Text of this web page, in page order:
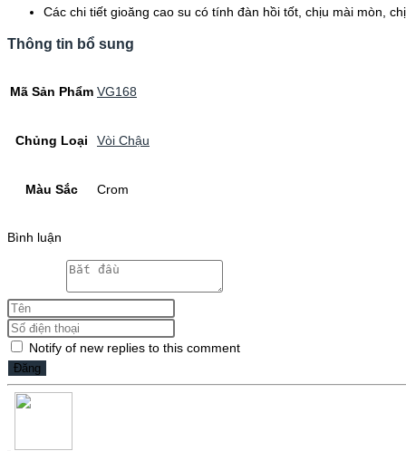
Các chi tiết gioăng cao su có tính đàn hồi tốt, chịu mài mòn,
Thông tin bổ sung
Mã Sản Phẩm VG168
Chủng Loại Vòi Chậu
Màu Sắc Crom
Bình luận
Notify of new replies to this comment